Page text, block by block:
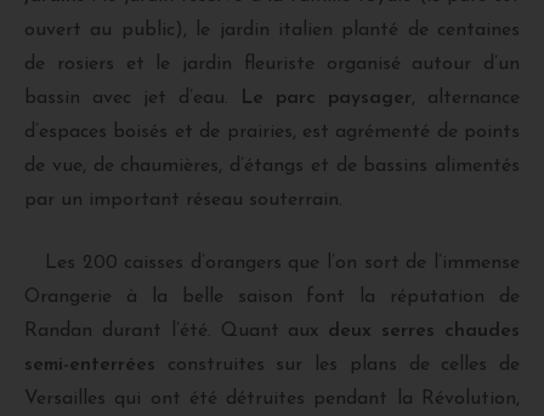
ouvert au public), le jardin italien planté de centaines
de rosiers et le jardin fleuriste organisé autour d’un
bassin avec jet d’eau.
Le parc paysager, alternance
d’espaces boisés et de prairies, est agrémenté de points
de vue, de chaumières, d’étangs et de bassins alimentés
par un important réseau souterrain.
Les 200 caisses d’orangers que l’on sort de l’immense
Orangerie à la belle saison font la réputation de
Randan durant l’été. Quant aux deux serres chaudes
semi-enterrées construites sur les plans de celles de
Versailles qui ont été détruites pendant la Révolution,